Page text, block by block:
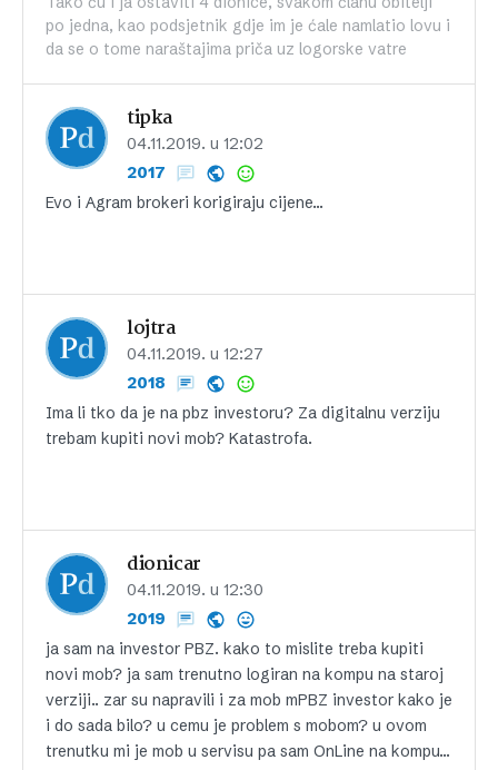
po jedna, kao podsjetnik gdje im je ćale namlatio lovu i
da se o tome naraštajima priča uz logorske vatre
tipka
04.11.2019. u 12:02
2017
Evo i Agram brokeri korigiraju cijene…
lojtra
04.11.2019. u 12:27
2018
Ima li tko da je na pbz investoru? Za digitalnu verziju
trebam kupiti novi mob? Katastrofa.
dionicar
04.11.2019. u 12:30
2019
ja sam na investor PBZ. kako to mislite treba kupiti
novi mob? ja sam trenutno logiran na kompu na staroj
verziji.. zar su napravili i za mob mPBZ investor kako je
i do sada bilo? u cemu je problem s mobom? u ovom
trenutku mi je mob u servisu pa sam OnLine na kompu…